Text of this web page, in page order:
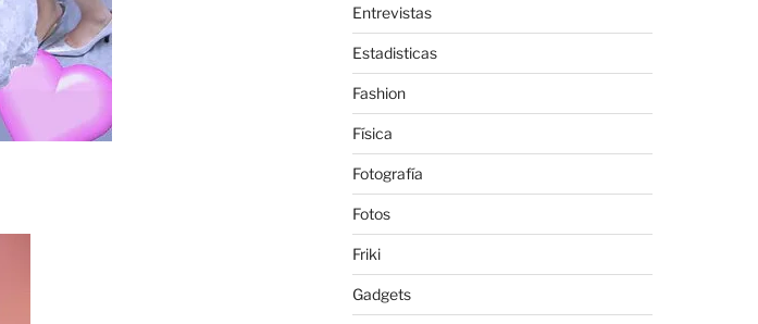
Entrevistas
Estadisticas
Fashion
Física
Fotografía
Fotos
Friki
Gadgets